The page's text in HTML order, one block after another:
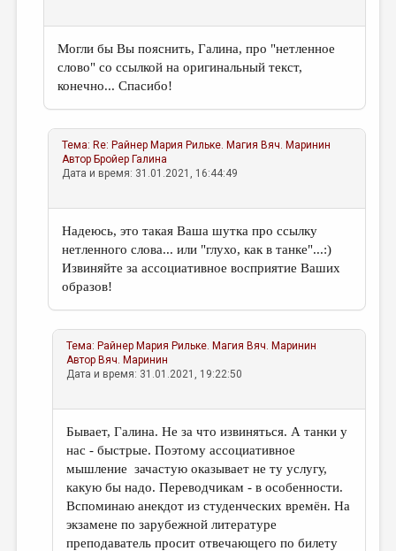
Могли бы Вы пояснить, Галина, про "нетленное
слово" со ссылкой на оригинальный текст,
конечно... Спасибо!
Тема: Re: Райнер Мария Рильке. Магия Вяч. Маринин
Автор Бройер Галина
Дата и время: 31.01.2021, 16:44:49
Надеюсь, это такая Ваша шутка про ссылку
нетленного слова... или "глухо, как в танке"...:)
Извиняйте за ассоциативное восприятие Ваших
образов!
Тема: Райнер Мария Рильке. Магия Вяч. Маринин
Автор Вяч. Маринин
Дата и время: 31.01.2021, 19:22:50
Бывает, Галина. Не за что извиняться. А танки у
нас - быстрые. Поэтому ассоциативное
мышление зачастую оказывает не ту услугу,
какую бы надо. Переводчикам - в особенности.
Вспоминаю анекдот из студенческих времён. На
экзамене по зарубежной литературе
преподаватель просит отвечающего по билету